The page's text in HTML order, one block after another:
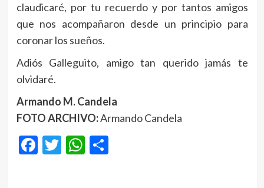
claudicaré, por tu recuerdo y por tantos amigos
que nos acompañaron desde un principio para
coronar los sueños.
Adiós Galleguito, amigo tan querido jamás te
olvidaré.
Armando M. Candela
FOTO ARCHIVO:Armando Candela
Facebook
Twitter
WhatsApp
Compartir